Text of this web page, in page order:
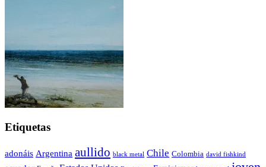
Etiquetas
adonáis Argentina aullido black metal Chile Colombia david fishkind